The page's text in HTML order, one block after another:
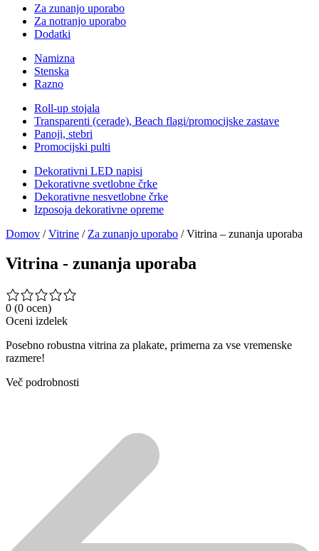
Za zunanjo uporabo
Za notranjo uporabo
Dodatki
Namizna
Stenska
Razno
Roll-up stojala
Transparenti (cerade), Beach flagi/promocijske zastave
Panoji, stebri
Promocijski pulti
Dekorativni LED napisi
Dekorativne svetlobne črke
Dekorativne nesvetlobne črke
Izposoja dekorativne opreme
Domov /Vitrine / Za zunanjo uporabo / Vitrina – zunanja uporaba
Vitrina - zunanja uporaba
0 (0 ocen)
Oceni izdelek
Posebno robustna vitrina za plakate, primerna za vse vremenske
razmere!
Več podrobnosti